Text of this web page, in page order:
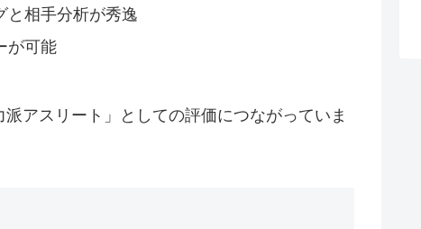
と相手分析が秀逸
が可能
アスリート」としての評価につながっていま